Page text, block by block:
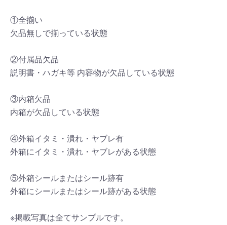
①全揃い
欠品無しで揃っている状態
②付属品欠品
説明書・ハガキ等 内容物が欠品している状態
③内箱欠品
内箱が欠品している状態
④外箱イタミ・潰れ・ヤブレ有
外箱にイタミ・潰れ・ヤブレがある状態
⑤外箱シールまたはシール跡有
外箱にシールまたはシール跡がある状態
※掲載写真は全てサンプルです。